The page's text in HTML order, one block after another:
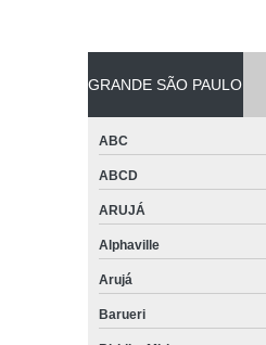
GRANDE SÃO PAULO
ABC
ABCD
ARUJÁ
Alphaville
Arujá
Barueri